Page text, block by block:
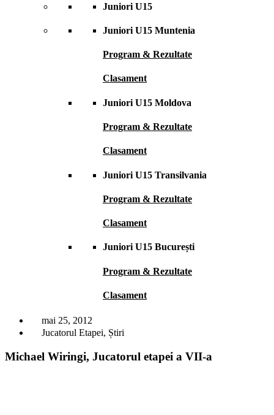
Juniori U15
Juniori U15 Muntenia
Program & Rezultate
Clasament
Juniori U15 Moldova
Program & Rezultate
Clasament
Juniori U15 Transilvania
Program & Rezultate
Clasament
Juniori U15 București
Program & Rezultate
Clasament
mai 25, 2012
Jucatorul Etapei, Știri
Michael Wiringi, Jucatorul etapei a VII-a